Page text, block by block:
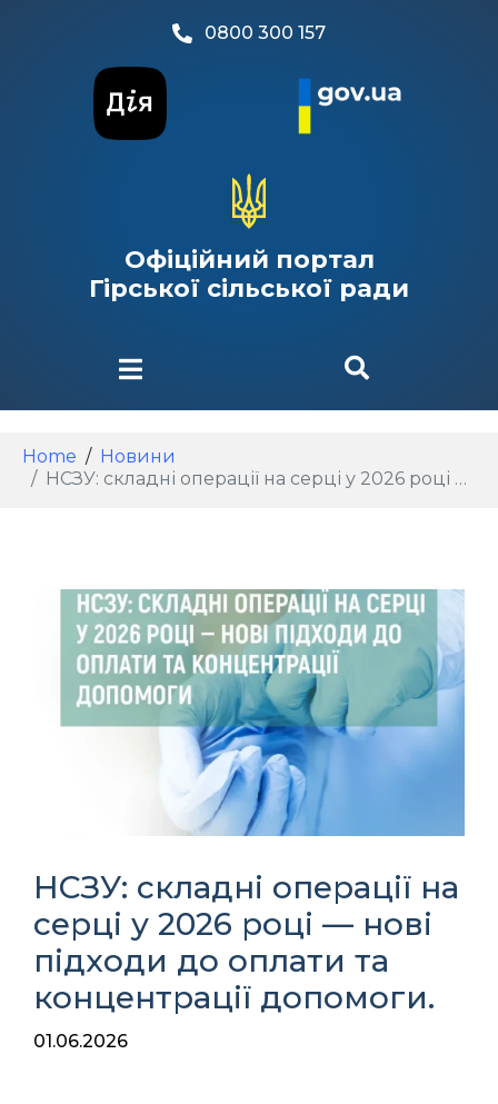
0800 300 157
Офіційний портал
Гірської сільської ради
Home
Новини
НСЗУ: складні операції на серці у 2026 році — нові підходи до оплати та концентрації допомоги.
НСЗУ: складні операції на
серці у 2026 році — нові
підходи до оплати та
концентрації допомоги.
01.06.2026